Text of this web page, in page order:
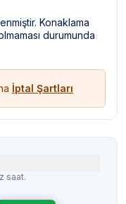
Konaklama
durumunda
İptal Şartları
saat.